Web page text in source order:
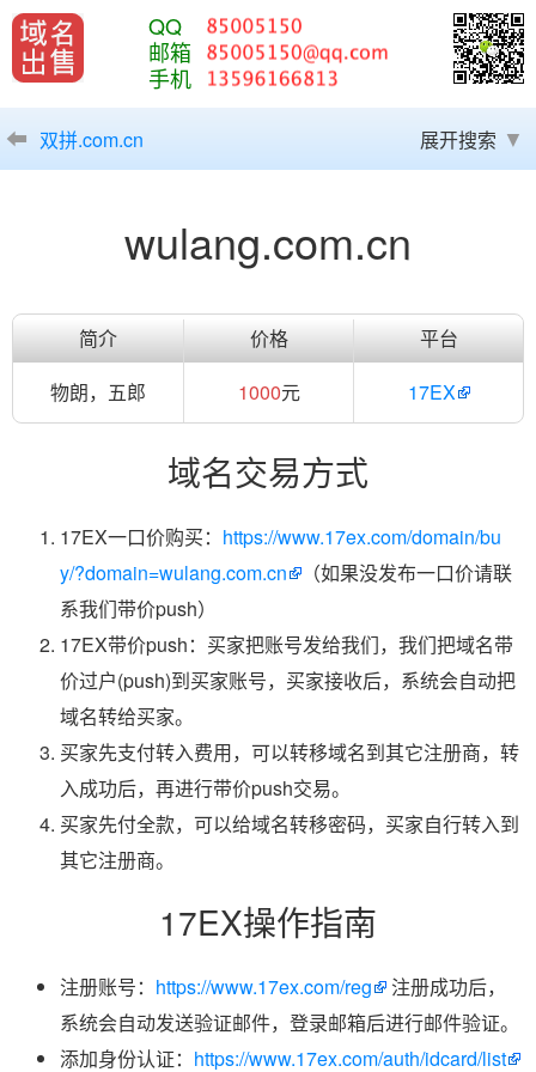
QQ
邮箱
手机
双拼.com.cn 展开搜索
wulang.com.cn
简介 价格
平台
物朗，五郎
1000元 17EX
域名交易方式
17EX一口价购买： https://www.17ex.com/domain/bu
y/?domain=wulang.com.cn
（如果没发布一口价请联
系我们带价push）
17EX带价push：买家把账号发给我们，我们把域名带
价过户(push)到买家账号，买家接收后，系统会自动把
域名转给买家。
买家先支付转入费用，可以转移域名到其它注册商，转
入成功后，再进行带价push交易。
买家先付全款，可以给域名转移密码，买家自行转入到
其它注册商。
17EX操作指南
注册账号： https://www.17ex.com/reg
注册成功后，
系统会自动发送验证邮件，登录邮箱后进行邮件验证。
添加身份认证： https://www.17ex.com/auth/idcard/list